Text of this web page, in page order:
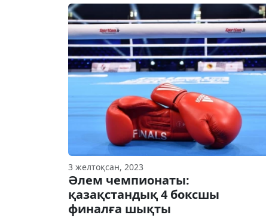
3 желтоқсан, 2023
Әлем чемпионаты:
қазақстандық 4 боксшы
финалға шықты